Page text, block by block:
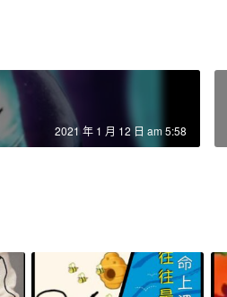
2021 年 1 月 12 日 am 5:58